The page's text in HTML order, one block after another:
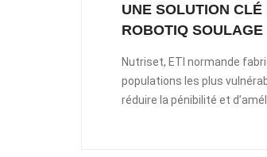
UNE SOLUTION
ROBOTIQ
Nutriset, ETI normande
populations les plus
réduire la pénibilité et